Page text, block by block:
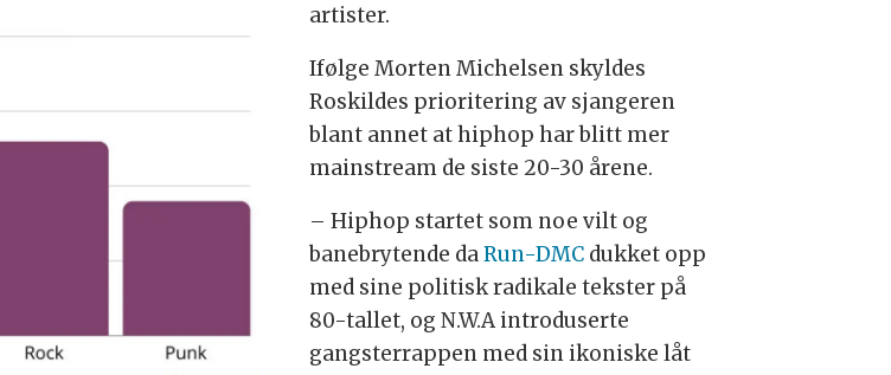
artister.
Ifølge Morten Michelsen skyldes
Roskildes prioritering av sjangeren
blant annet at hiphop har blitt mer
mainstream de siste 20-30 årene.
– Hiphop startet som noe vilt og
banebrytende daRun-DMC dukket opp
med sine politisk radikale tekster på
80-tallet, og N.W.A introduserte
gangsterrappen med sin ikoniske låt